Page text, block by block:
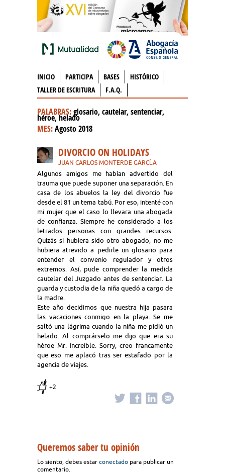
INICIO PARTICIPA BASES
HISTÓRICO
TALLER DE ESCRITURA
F.A.Q.
PALABRAS:glosario, cautelar, sentenciar,
héroe, helado
MES:Agosto 2018
DIVORCIO ON HOLIDAYS
JUAN CARLOS MONTERDE GARCĹA
Algunos amigos me habían advertido del
trauma que puede suponer una separación. En
casa de los abuelos la ley del divorcio fue
desde el 81 un tema tabú. Por eso, intenté con
mi mujer que el caso lo llevara una abogada
de confianza. Siempre he considerado a los
letrados personas con grandes recursos.
Quizás si hubiera sido otro abogado, no me
hubiera atrevido a pedirle un glosario para
entender el convenio regulador y otros
extremos. Así, pude comprender la medida
cautelar del Juzgado antes de sentenciar. La
guarda y custodia de la niña quedó a cargo de
la madre.
Este año decidimos que nuestra hija pasara
las vacaciones conmigo en la playa. Se me
saltó una lágrima cuando la niña me pidió un
helado. Al comprárselo me dijo que era su
héroe Mr. Increíble. Sorry, creo francamente
que eso me aplacó tras ser estafado por la
agencia de viajes.
+2
Queremos saber tu opinión
Lo siento, debes estar conectado para publicar un
comentario.